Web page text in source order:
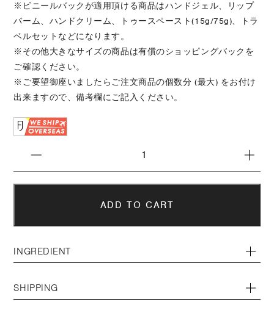
※ビニールバックが適用頂ける商品はハンドジェル、リップ
バーム、ハンドクリーム、トゥースペースト(15g/75g)、トラ
ベルセットなどになります。
※その他大きなサイズの商品は有償のショッピングバックを
ご確認ください。
※ご要望御座いましたらご注文商品の個数分 (最大) をお付け
出来ますので、備考欄にご記入ください。
INGREDIENT
SHIPPING